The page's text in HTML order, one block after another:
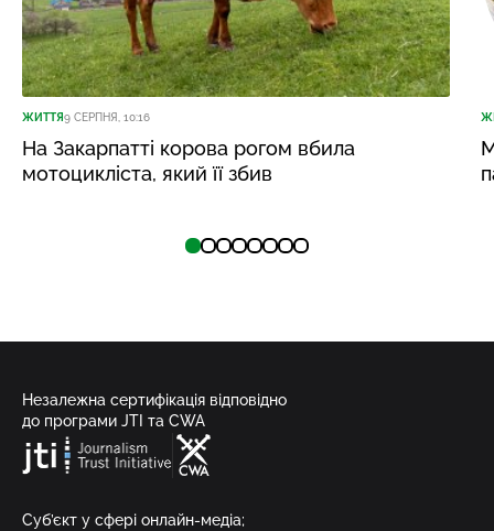
ЖИТТЯ9 СЕРПНЯ, 10:16
На Закарпатті корова рогом вбила
мотоцикліста, який її збив
Незалежна сертифікація відповідно
до програми JTI та CWA
Суб’єкт у сфері онлайн-медіа;